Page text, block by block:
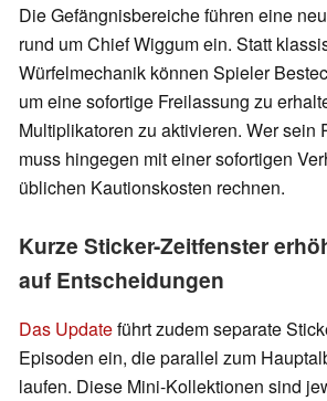
Die Gefängnisbereiche führen eine
rund um Chief Wiggum ein. Statt
Würfelmechanik können Spieler
um eine sofortige Freilassung zu
Multiplikatoren zu aktivieren. Wer sein
muss hingegen mit einer sofortigen
üblichen Kautionskosten rechnen.
Kurze Sticker-Zeitfenster
auf Entscheidungen
Das Updateführt zudem separate
Episoden ein, die parallel zum
laufen. Diese Mini-Kollektionen sind